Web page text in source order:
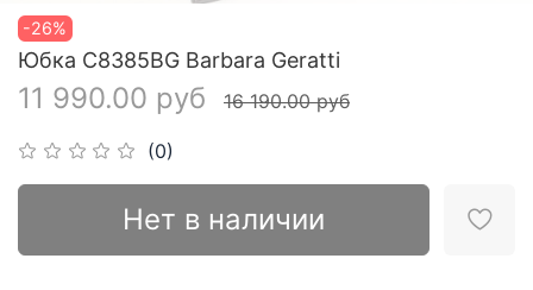
-26%
(0)
Юбка С8385BG Barbara Geratti
11 990.00 руб 16 190.00 руб
Нет в наличии